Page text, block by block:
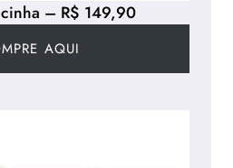
– R$ 149,90
AQUI